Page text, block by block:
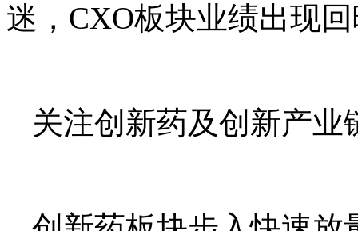
迷，CXO板块业绩出现
关注创新药及创新产业